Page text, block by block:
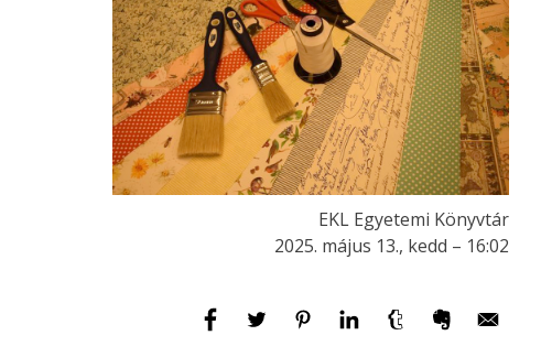
EKL Egyetemi Könyvtár
2025. május 13., kedd – 16:02